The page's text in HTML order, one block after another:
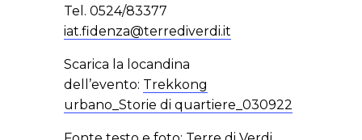
Tel. 0524/83377
iat.fidenza@terrediverdi.it
Scarica la locandina
dell’evento: Trekkong
urbano_Storie di quartiere_030922